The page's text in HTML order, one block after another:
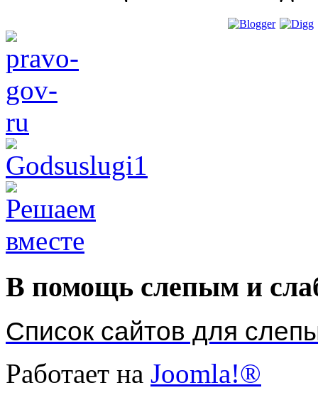
В помощь слепым и
Список сайтов для
Работает на Joomla!®